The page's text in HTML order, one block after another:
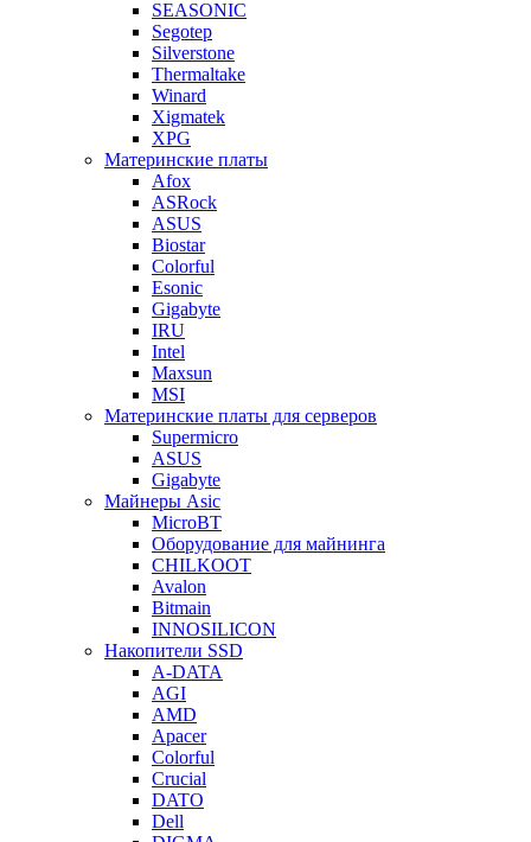
SEASONIC
Segotep
Silverstone
Thermaltake
Winard
Xigmatek
XPG
Материнские платы
Afox
ASRock
ASUS
Biostar
Colorful
Esonic
Gigabyte
IRU
Intel
Maxsun
MSI
Материнские платы для серверов
Supermicro
ASUS
Gigabyte
Майнеры Asic
MicroBT
Оборудование для майнинга
CHILKOOT
Avalon
Bitmain
INNOSILICON
Накопители SSD
A-DATA
AGI
AMD
Apacer
Colorful
Crucial
DATO
Dell